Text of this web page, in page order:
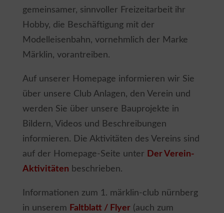
gemeinsamer, sinnvoller Freizeitarbeit ihr
Hobby, die Beschäftigung mit der
Modelleisenbahn, vornehmlich der Marke
Märklin, vorantreiben.
Auf unserer Homepage informieren wir Sie
über unsere Club Anlagen, den Verein und
werden Sie über unsere Bauprojekte in
Bildern, Videos und Beschreibungen
informieren. Die Aktivitäten des Vereins sind
auf der Homepage-Seite unter Der Verein-
Aktivitäten beschrieben.
Informationen zum 1. märklin-club nürnberg
in unserem Faltblatt / Flyer(auch zum